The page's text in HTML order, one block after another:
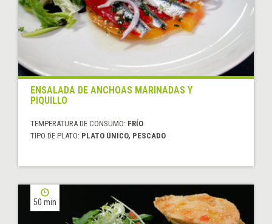
ENSALADA DE ANCHOAS MARINADAS Y
PIQUILLO
TEMPERATURA DE CONSUMO: FRÍO
TIPO DE PLATO: PLATO ÚNICO, PESCADO
50 min